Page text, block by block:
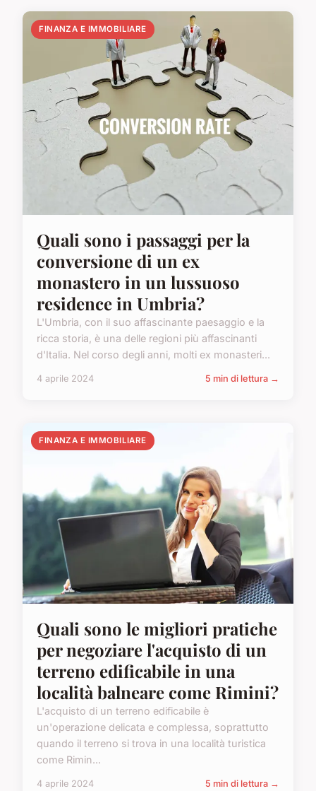
FINANZA E IMMOBILIARE
Quali sono i passaggi per la
conversione di un ex
monastero in un lussuoso
residence in Umbria?
L'Umbria, con il suo affascinante paesaggio e la
ricca storia, è una delle regioni più affascinanti
d'Italia. Nel corso degli anni, molti ex monasteri...
4 aprile 2024 5 min di lettura →
FINANZA E IMMOBILIARE
Quali sono le migliori pratiche
per negoziare l'acquisto di un
terreno edificabile in una
località balneare come Rimini?
L'acquisto di un terreno edificabile è
un'operazione delicata e complessa, soprattutto
quando il terreno si trova in una località turistica
come Rimin...
4 aprile 2024 5 min di lettura →